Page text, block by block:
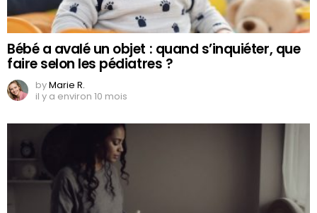
Bébé a avalé un objet : quand s’inquiéter, que
faire selon les pédiatres ?
byMarie R.
il y a environ 10 mois